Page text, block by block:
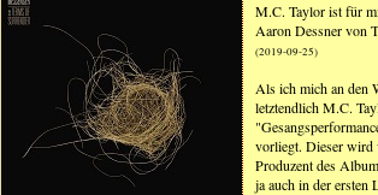
M.C. Taylor ist für
Aaron Dessner von
(2019-09-25)
Als ich mich an den
letztendlich M.C.
vorliegt. Dieser wird
Produzent des
ja auch in der ersten